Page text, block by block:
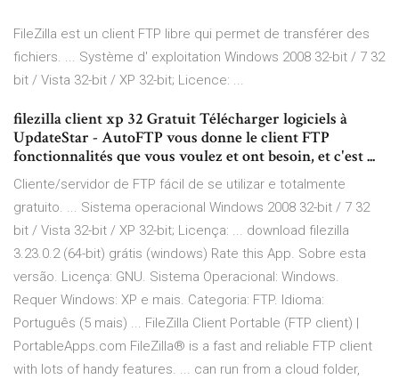
FileZilla est un client FTP libre qui permet de transférer des
fichiers. ... Système d' exploitation Windows 2008 32-bit / 7 32
bit / Vista 32-bit / XP 32-bit; Licence: ...
filezilla client xp 32 Gratuit Télécharger logiciels à
UpdateStar - AutoFTP vous donne le client FTP
fonctionnalités que vous voulez et ont besoin, et c'est ...
Cliente/servidor de FTP fácil de se utilizar e totalmente
gratuito. ... Sistema operacional Windows 2008 32-bit / 7 32
bit / Vista 32-bit / XP 32-bit; Licença: ... download filezilla
3.23.0.2 (64-bit) grátis (windows) Rate this App. Sobre esta
versão. Licença: GNU. Sistema Operacional: Windows.
Requer Windows: XP e mais. Categoria: FTP. Idioma:
Português (5 mais) ... FileZilla Client Portable (FTP client) |
PortableApps.com FileZilla® is a fast and reliable FTP client
with lots of handy features. ... can run from a cloud folder,